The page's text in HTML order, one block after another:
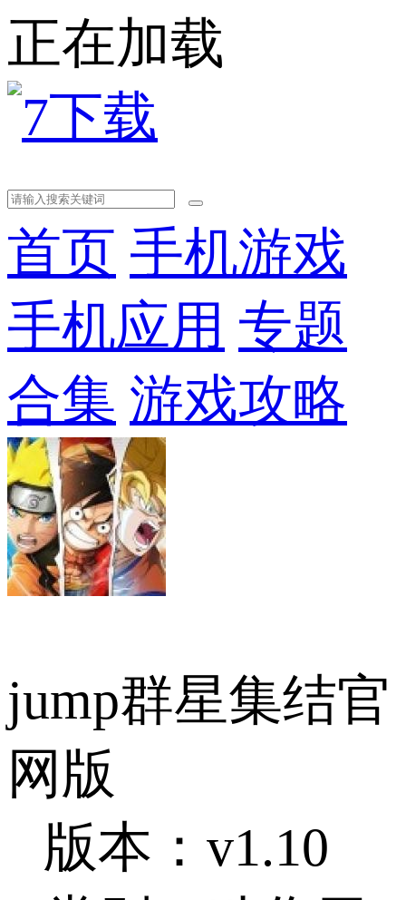
正在加载
首页 手机游戏
手机应用 专题
合集 游戏攻略
jump群星集结官
网版
版本：v1.10